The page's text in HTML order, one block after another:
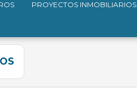
PROYECTOS INMOBILIARIOS